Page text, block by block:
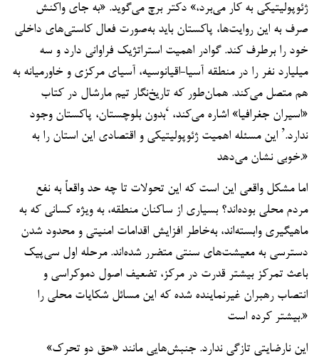
ژئوپولیتیکی به کار می‌برد،» دکتر برچ می‌گوید. «به جای واکنش
صرف به این روایت‌ها، پاکستان باید به‌صورت فعال کاستی‌های داخلی
خود را برطرف کند. گوادر اهمیت استراتژیک فراوانی دارد و سه
میلیارد نفر را در منطقه آسیا-اقیانوسیه، آسیای مرکزی و خاورمیانه به
هم متصل می‌کند. همان‌طور که تاریخ‌نگار تیم مارشال در کتاب
«اسیران جغرافیا» اشاره می‌کند، ‘بدون بلوچستان، پاکستان وجود
ندارد.’ این مسئله اهمیت ژئوپولیتیکی و اقتصادی این استان را به
خوبی نشان می‌دهد.»
اما مشکل واقعی این است که این تحولات تا چه حد واقعاً به نفع
مردم محلی بوده‌اند؟ بسیاری از ساکنان منطقه، به ویژه کسانی که به
ماهیگیری وابسته‌اند، به‌خاطر افزایش اقدامات امنیتی و محدود شدن
دسترسی به معیشت‌های سنتی متضرر شده‌اند. مرحله اول سی‌پیک
باعث تمرکز بیشتر قدرت در مرکز، تضعیف اصول دموکراسی و
انتصاب رهبران غیرنماینده شده که این مسائل شکایات محلی را
بیشتر کرده است.»
این نارضایتی تازگی ندارد. جنبش‌هایی مانند «حق دو تحرک»